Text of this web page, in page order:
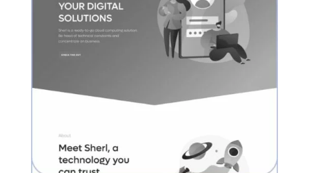
Pourquoi envisager le low-code/no-code
pour votre business ?
par Astrid Van Hal| Oct 14, 2025 Backend